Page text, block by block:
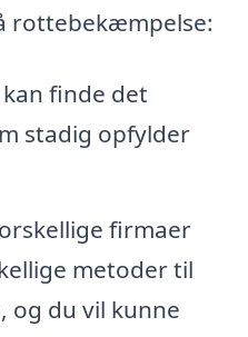
rottebekæmpelse:
kan finde det
stadig opfylder
firmaer
metoder til
du vil kunne